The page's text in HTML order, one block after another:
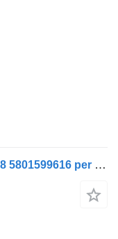
Volano 35S18, 35C18, 40C18, 50C18 5801599616 per automobile IVECO DAILY VI Furgon/Estate